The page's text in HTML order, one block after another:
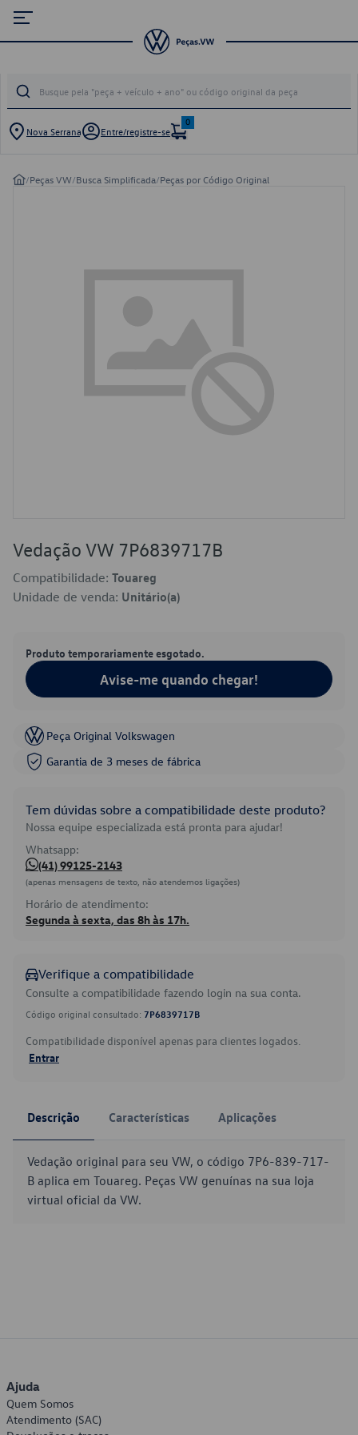
Nova Serrana Entre/registre-se
0
/Peças VW/Busca Simplificada/Peças por Código Original
Vedação VW 7P6839717B
Compatibilidade: Touareg
Unidade de venda: Unitário(a)
Produto temporariamente esgotado.
Avise-me quando chegar!
Peça Original Volkswagen
Garantia de 3 meses de fábrica
Tem dúvidas sobre a compatibilidade deste produto?
Nossa equipe especializada está pronta para ajudar!
Whatsapp:
(41) 99125-2143
(apenas mensagens de texto, não atendemos ligações)
Horário de atendimento:
Segunda à sexta, das 8h às 17h.
Verifique a compatibilidade
Consulte a compatibilidade fazendo login na sua conta.
Código original consultado: 7P6839717B
Compatibilidade disponível apenas para clientes logados.
Entrar
Descrição Características Aplicações
Vedação original para seu VW, o código 7P6-839-717-
B aplica em Touareg. Peças VW genuínas na sua loja
virtual oficial da VW.
Ajuda
Quem Somos
Atendimento (SAC)